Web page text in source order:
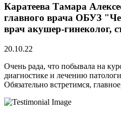
Каратеева Тамара
главного врача ОБУЗ
врач акушер-гинеколог,
20.10.22
Очень рада, что побывала на
диагностике и лечению
Обязательно встретимся,